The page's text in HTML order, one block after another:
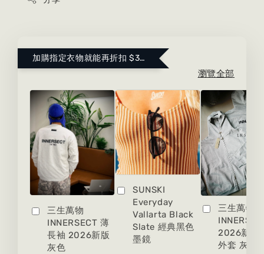
加購指定衣物就能再折扣 $300 ！點這裡看更多～
瀏覽全部
三生萬物
INNERSECT 薄
長袖 2026新版
灰色
SUNSKI
Everyday
Vallarta Black
Slate 經典黑色
墨鏡
三生萬物
2026新版
外套 灰色